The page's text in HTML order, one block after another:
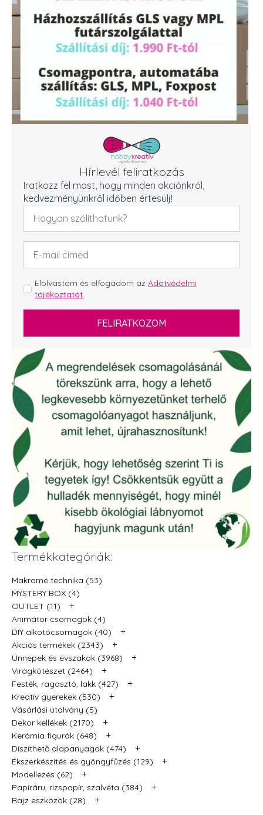
Hírlevél feliratkozás
Iratkozz fel most, hogy minden akciónkról,
kedvezményünkről időben értesülj!
Név
Email
cím
GDPR
*
Elolvastam és elfogadom az Adatvédelmi
tájékoztatót.
FELIRATKOZOM
Termékkategóriák:
Makramé technika (53)
MYSTERY BOX (4)
OUTLET (11)
+
Animátor csomagok (4)
DIY alkotócsomagok (40)
+
Akciós termékek (2343) +
Ünnepek és évszakok (3968) +
Virágkötészet (2464) +
Festék, ragasztó, lakk (427) +
Kreatív gyerekek (530) +
Vásárlási utalvány (5)
Dekor kellékek (2170)
+
Kerámia figurák (648) +
Díszíthető alapanyagok (474) +
Ékszerkészítés és gyöngyfűzés (129) +
Modellezés (62) +
Papíráru, rizspapír, szalvéta (384) +
Rajz eszközök (28) +